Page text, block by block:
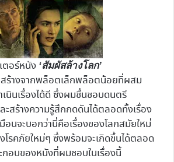
ตอร์หนัง ‘สัมผัสล้างโลก’
สร้างจากพล็อตเล็กพล็อตน้อยที่ผสม
นินเรื่องได้ดี ซึ่งผมชื่นชอบดนตรี
ะสร้างความรู้สึกกดดันได้ตลอดทั้งเรื่อง
นจะบอกว่านี่คือเรื่องของโลกสมัยใหม่
โรคภัยใหม่ๆ ซึ่งพร้อมจะเกิดขึ้นได้ตลอด
กอบของหนังที่ผมชอบในเรื่องนี้